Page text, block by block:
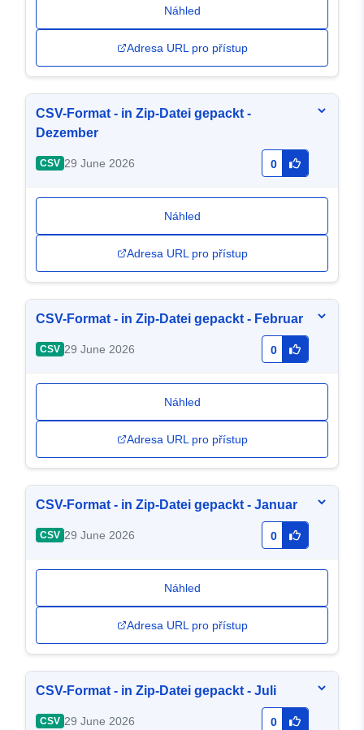
Náhled
Adresa URL pro přístup
CSV-Format - in Zip-Datei gepackt -
Dezember
CSV 29 June 2026 0
Náhled
Adresa URL pro přístup
CSV-Format - in Zip-Datei gepackt - Februar
CSV 29 June 2026 0
Náhled
Adresa URL pro přístup
CSV-Format - in Zip-Datei gepackt - Januar
CSV 29 June 2026 0
Náhled
Adresa URL pro přístup
CSV-Format - in Zip-Datei gepackt - Juli
CSV 29 June 2026 0